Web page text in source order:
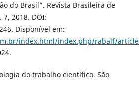
do Brasil”. Revista Brasileira de
7, 2018. DOI:
Disponível em:
index.html/index.php/rabalf/
do trabalho científico. São